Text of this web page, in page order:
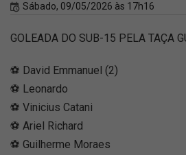
Sábado, 09/05/2026 às 17h16
GOLEADA DO SUB-15 PELA TAÇA
⚽️ David Emmanuel (2)
⚽️ Leonardo
⚽️ Vinicius Catani
⚽️ Ariel Richard
⚽️ Guilherme Moraes